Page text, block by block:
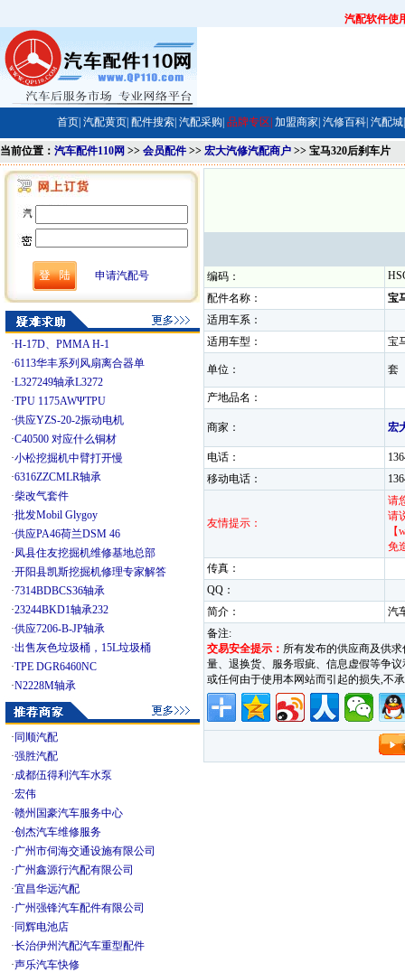
汽配软件使
首页| 汽配黄页| 配件搜索| 汽配采购| 品牌专区| 加盟商家| 汽修百科| 汽配城|
当前位置： 汽车配件110网 >> 会员配件 >> 宏大汽修汽配商户 >> 宝马320后刹车片
申请汽配号
·H-17D、PMMA H-1
·6113华丰系列风扇离合器单
·L327249轴承L3272
·TPU 1175AWΨTPU
·供应YZS-20-2振动电机
·C40500 对应什么铜材
·小松挖掘机中臂打开慢
·6316ZZCMLR轴承
·柴改气套件
·批发Mobil Glygoy
·供应PA46荷兰DSM 46
·凤县住友挖掘机维修基地总部
·开阳县凯斯挖掘机修理专家解答
·7314BDBCS36轴承
·23244BKD1轴承232
·供应7206-B-JP轴承
·出售灰色垃圾桶，15L垃圾桶
·TPE DGR6460NC
·N2228M轴承
· 同顺汽配
·强胜汽配
·成都伍得利汽车水泵
·宏伟
·赣州国豪汽车服务中心
·创杰汽车维修服务
·广州市伺海交通设施有限公司
·广州鑫源行汽配有限公司
·宜昌华远汽配
·广州强锋汽车配件有限公司
· 同辉电池店
·长治伊州汽配汽车重型配件
·声乐汽车快修
编码：
配件名称：
宝
适用车系：
适用车型：
宝
单位：
产地品名：
商家： 宏
电话：
移动电话：
友情提示：
请
请
免
传真：
QQ：
简介：
汽
备注:
交易安全提示： 所有发布的供应商及供
量、退换货、服务瑕疵、信息虚假等争
或任何由于使用本网站而引起的损失,